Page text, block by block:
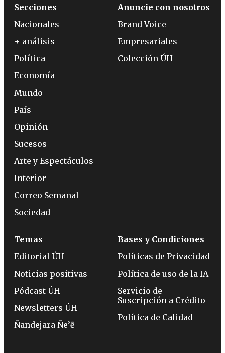
Secciones
Nacionales
+ análisis
Política
Economía
Mundo
País
Opinión
Sucesos
Arte y Espectáculos
Interior
Correo Semanal
Sociedad
Anuncie con nosotros
Brand Voice
Empresariales
Colección ÚH
Temas
Editorial ÚH
Noticias positivas
Pódcast ÚH
Newsletters ÚH
Ñandejara Ñe’ẽ
Bases y Condiciones
Políticas de Privacidad
Política de uso de la IA
Servicio de
Suscripción a Crédito
Política de Calidad